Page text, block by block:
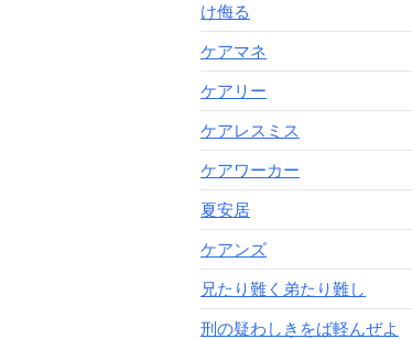
け侮る
ケアマネ
ケアリー
ケアレスミス
ケアワーカー
夏安居
ケアンズ
兄たり難く弟たり難し
刑の疑わしきをば軽んぜよ